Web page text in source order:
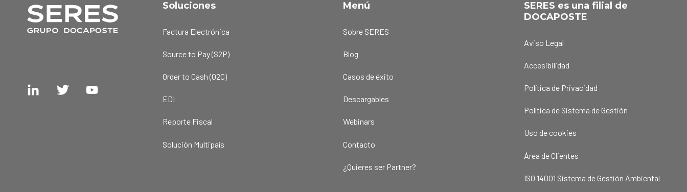
Soluciones
Factura Electrónica
Source to Pay (S2P)
Order to Cash (O2C)
EDI
Reporte Fiscal
Solución Multipaís
Menú
Sobre SERES
Blog
Casos de éxito
Descargables
Webinars
Contacto
¿Quieres ser Partner?
SERES es una filial de
DOCAPOSTE
Aviso Legal
Accesibilidad
Política de Privacidad
Política de Sistema de Gestión
Uso de cookies
Área de Clientes
ISO 14001 Sistema de Gestión Ambiental